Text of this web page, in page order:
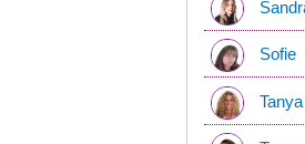
Sofie
Tanya